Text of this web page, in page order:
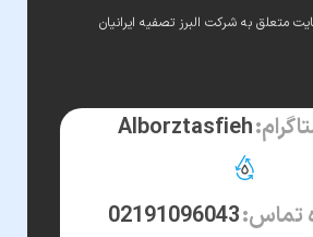
متعلق به شرکت البرز تصفیه ایرانیان
Alborztasfieh
تماس:02191096043